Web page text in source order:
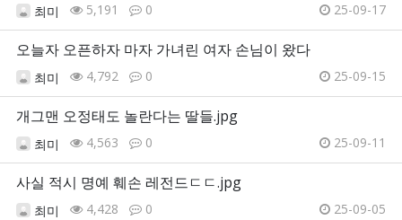
최미 5,191 0 25-09-17
오늘자 오픈하자 마자 가녀린 여자 손님이 왔다
최미 4,792 0 25-09-15
개그맨 오정태도 놀란다는 딸들.jpg
최미 4,563 0 25-09-11
사실 적시 명예 훼손 레전드ㄷㄷ.jpg
최미 4,428 0 25-09-05